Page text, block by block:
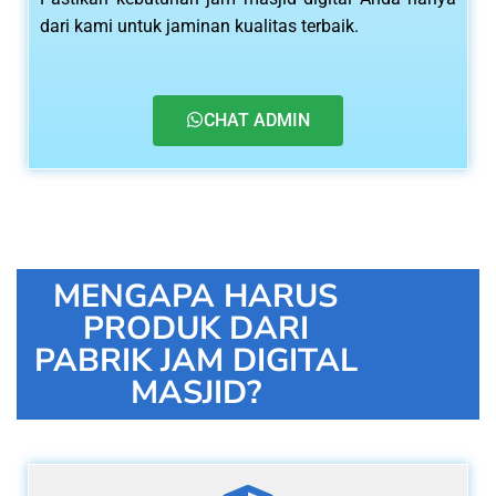
dari kami untuk jaminan kualitas terbaik.
CHAT ADMIN
MENGAPA HARUS
PRODUK DARI
PABRIK JAM DIGITAL
MASJID?